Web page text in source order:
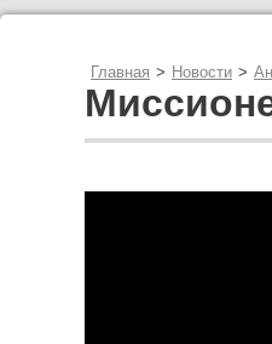
Главная > Новости >